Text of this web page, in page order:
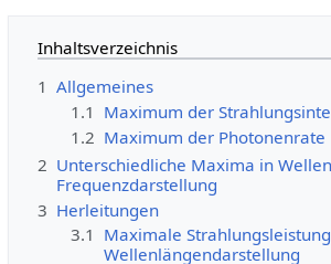
Inhaltsverzeichnis
1 Allgemeines
1.1 Maximum der
1.2 Maximum der Photonenrate
2 Unterschiedliche Maxima in
Frequenzdarstellung
3 Herleitungen
3.1 Maximale
Wellenlängendarstellung